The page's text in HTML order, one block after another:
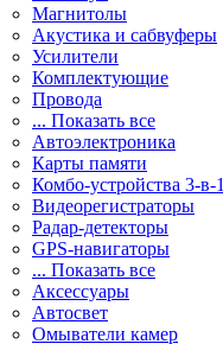
Магнитолы
Акустика и сабвуферы
Усилители
Комплектующие
Провода
... Показать все
Автоэлектроника
Карты памяти
Комбо-устройства 3-в-1
Видеорегистраторы
Радар-детекторы
GPS-навигаторы
... Показать все
Аксессуары
Автосвет
Омыватели камер